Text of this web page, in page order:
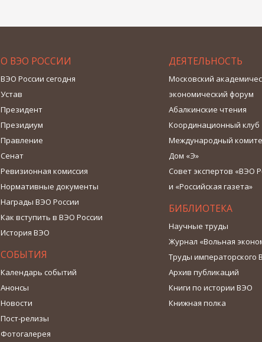
О ВЭО РОССИИ
ВЭО России сегодня
Устав
Президент
Президиум
Правление
Сенат
Ревизионная комиссия
Нормативные документы
Награды ВЭО России
Как вступить в ВЭО России
История ВЭО
СОБЫТИЯ
Календарь событий
Анонсы
Новости
Пост-релизы
Фотогалерея
ДЕЯТЕЛЬНОСТЬ
Московский
экономический форум
Абалкинские чтения
Координационный клуб
Международный
Дом «Э»
Совет экспертов «ВЭО
и «Российская газета»
БИБЛИОТЕКА
Научные труды
Журнал «Вольная
Труды императорского
Архив публикаций
Книги по истории ВЭО
Книжная полка